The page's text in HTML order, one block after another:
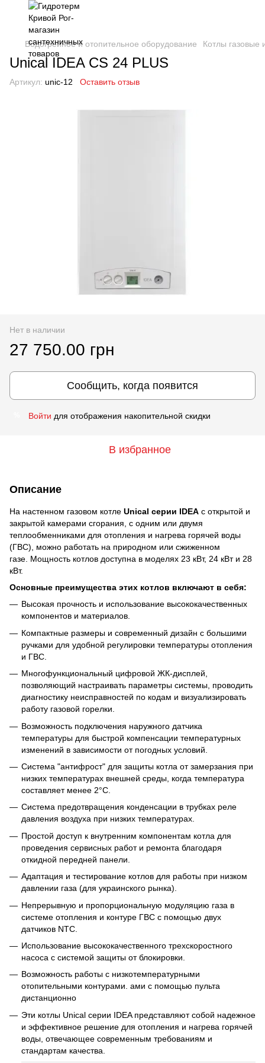
Водогрейное и отопительное оборудование Котлы газовые
Unical IDEA CS 24 PLUS
Артикул: unic-12 Оставить отзыв
Нет в наличии
27 750.00 грн
Сообщить, когда появится
Войти для отображения накопительной скидки
В избранное
Описание
На настенном газовом котле Unical серии IDEA с открытой и
закрытой камерами сгорания, с одним или двумя
теплообменниками для отопления и нагрева горячей воды
(ГВС), можно работать на природном или сжиженном
газе. Мощность котлов доступна в моделях 23 кВт, 24 кВт и 28
кВт.
Основные преимущества этих котлов включают в себя:
Высокая прочность и использование высококачественных
компонентов и материалов.
Компактные размеры и современный дизайн с большими
ручками для удобной регулировки температуры отопления
и ГВС.
Многофункциональный цифровой ЖК-дисплей,
позволяющий настраивать параметры системы, проводить
диагностику неисправностей по кодам и визуализировать
работу газовой горелки.
Возможность подключения наружного датчика
температуры для быстрой компенсации температурных
изменений в зависимости от погодных условий.
Система "антифрост" для защиты котла от замерзания при
низких температурах внешней среды, когда температура
составляет менее 2°C.
Система предотвращения конденсации в трубках реле
давления воздуха при низких температурах.
Простой доступ к внутренним компонентам котла для
проведения сервисных работ и ремонта благодаря
откидной передней панели.
Адаптация и тестирование котлов для работы при низком
давлении газа (для украинского рынка).
Непрерывную и пропорциональную модуляцию газа в
системе отопления и контуре ГВС с помощью двух
датчиков NTC.
Использование высококачественного трехскоростного
насоса с системой защиты от блокировки.
Возможность работы с низкотемпературными
отопительными контурами. ами с помощью пульта
дистанционно
Эти котлы Unical серии IDEA представляют собой надежное
и эффективное решение для отопления и нагрева горячей
воды, отвечающее современным требованиям и
стандартам качества.